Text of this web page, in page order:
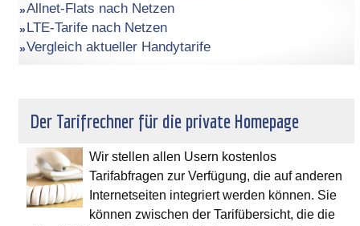
Allnet-Flats nach Netzen
LTE-Tarife nach Netzen
Vergleich aktueller Handytarife
Der Tarifrechner für die private Homepage
Wir stellen allen Usern kostenlos
Tarifabfragen zur Verfügung, die auf anderen
Internetseiten integriert werden können. Sie
können zwischen der Tarifübersicht, die die